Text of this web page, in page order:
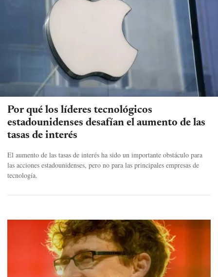
Por qué los líderes tecnológicos
estadounidenses desafían el aumento de las
tasas de interés
El aumento de las tasas de interés ha sido un importante obstáculo para
las acciones estadounidenses, pero no para las principales empresas de
tecnología.